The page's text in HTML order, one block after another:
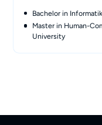
Bachelor in
Master in Human-
University